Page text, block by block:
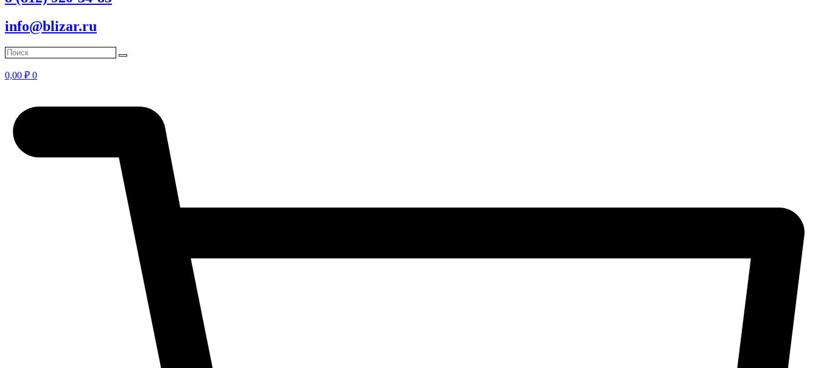
info@blizar.ru
0,00 ₽ 0